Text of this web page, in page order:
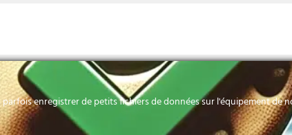
nous
HORAIRES
enregistrer de petits fichiers de données sur l'équipement de